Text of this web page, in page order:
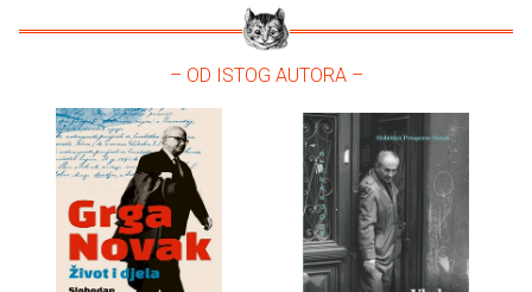
– OD ISTOG AUTORA –